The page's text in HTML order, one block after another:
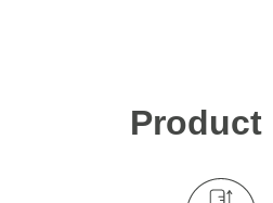
Product